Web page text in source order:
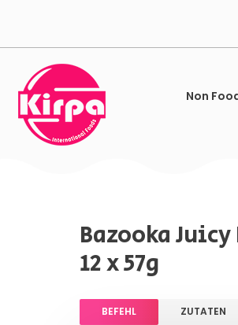
Non
Bazooka
12 x 57g
BEFEHL ZUTATEN